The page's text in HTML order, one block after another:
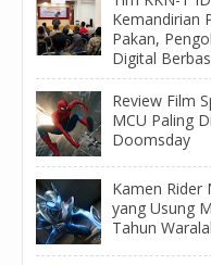
Kemandirian
Pakan,
Digital
Review Film
MCU Paling
Doomsday
Kamen Rider
yang Usung
Tahun